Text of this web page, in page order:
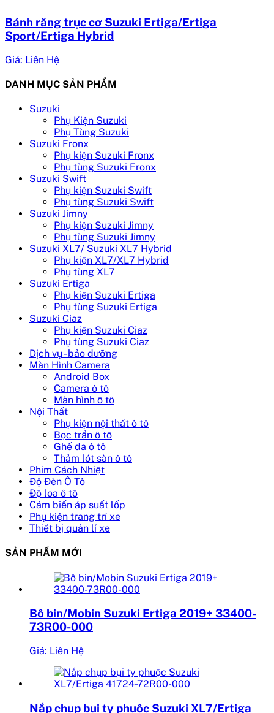
Bánh răng trục cơ Suzuki Ertiga/Ertiga
Sport/Ertiga Hybrid
Giá: Liên Hệ
DANH MỤC SẢN PHẨM
Suzuki
Phụ Kiện Suzuki
Phụ Tùng Suzuki
Suzuki Fronx
Phụ kiện Suzuki Fronx
Phụ tùng Suzuki Fronx
Suzuki Swift
Phụ kiện Suzuki Swift
Phụ tùng Suzuki Swift
Suzuki Jimny
Phụ kiện Suzuki Jimny
Phụ tùng Suzuki Jimny
Suzuki XL7/ Suzuki XL7 Hybrid
Phụ kiện XL7/XL7 Hybrid
Phụ tùng XL7
Suzuki Ertiga
Phụ kiện Suzuki Ertiga
Phụ tùng Suzuki Ertiga
Suzuki Ciaz
Phụ kiện Suzuki Ciaz
Phụ tùng Suzuki Ciaz
Dịch vụ - bảo dưỡng
Màn Hình Camera
Android Box
Camera ô tô
Màn hình ô tô
Nội Thất
Phụ kiện nội thất ô tô
Bọc trần ô tô
Ghế da ô tô
Thảm lót sàn ô tô
Phim Cách Nhiệt
Độ Đèn Ô Tô
Độ loa ô tô
Cảm biến áp suất lốp
Phụ kiện trang trí xe
Thiết bị quản lí xe
SẢN PHẨM MỚI
Bô bin/Mobin Suzuki Ertiga 2019+ 33400-
73R00-000
Giá: Liên Hệ
Nắp chụp bụi ty phuộc Suzuki XL7/Ertiga